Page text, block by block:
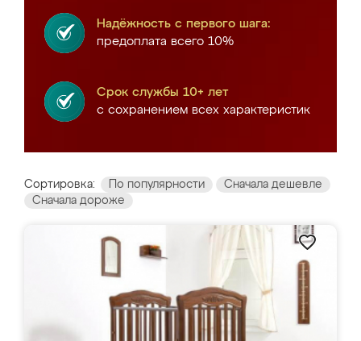
Надёжность с первого шага:
предоплата всего 10%
Срок службы 10+ лет
с сохранением всех характеристик
Сортировка: По популярности
Сначала дешевле
Сначала дороже